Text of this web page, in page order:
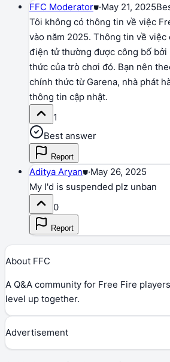
FFC Moderator⛊·May 21, 2025
Tôi không có thông tin về việc
vào năm 2025. Thông tin về
điện tử thường được công bố bởi
thức của trò chơi đó. Bạn nên
chính thức từ Garena, nhà phát
thông tin cập nhật.
1
Best answer
Report
Aditya Aryan⛊·May 26, 2025
My I'd is suspended plz unban
0
Report
About FFC
A Q&A community for Free Fire
level up together.
Advertisement